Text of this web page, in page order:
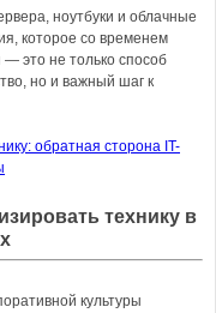
ноутбуки и облачные
которое со временем
— это не только способ
но и важный шаг к
технику в
культуры